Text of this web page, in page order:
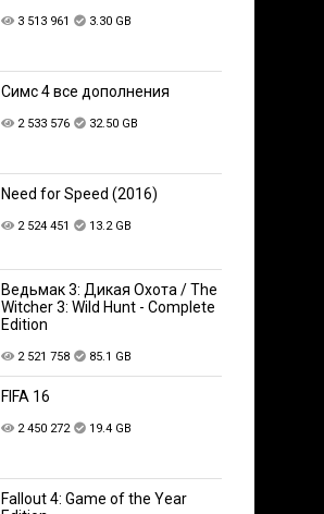
3 513 961 3.30 GB
Симс 4 все дополнения
2 533 576 32.50 GB
Need for Speed (2016)
2 524 451 13.2 GB
Ведьмак 3: Дикая Охота / The
Witcher 3: Wild Hunt - Complete
Edition
2 521 758 85.1 GB
FIFA 16
2 450 272 19.4 GB
Fallout 4: Game of the Year